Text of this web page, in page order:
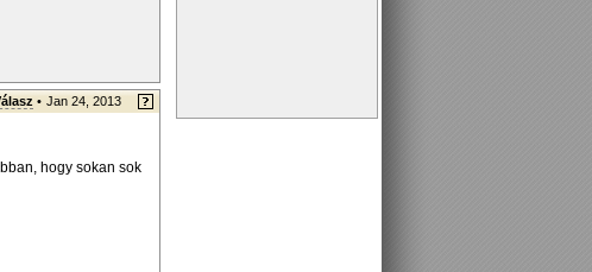
• Jan 24, 2013
hogy sokan sok